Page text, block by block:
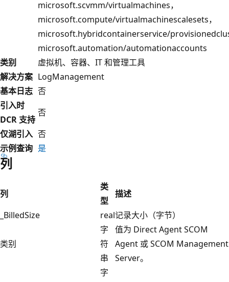
microsoft.scvmm/virtualmachines，
microsoft.compute/virtualmachinescalesets，
microsoft.hybridcontainerservice/
microsoft.automation/automationaccounts
类别
虚拟机、容器、IT 和管理工具
解决方案 LogManagement
基本日志 否
引入时
DCR 支持
否
仅湖引入 否
示例查询 是
列
列
类
型
描述
_BilledSize
real记录大小（字节）
类别
字
符
串
值为 Direct Agent SCOM
Agent 或 SCOM Management
Server。
字